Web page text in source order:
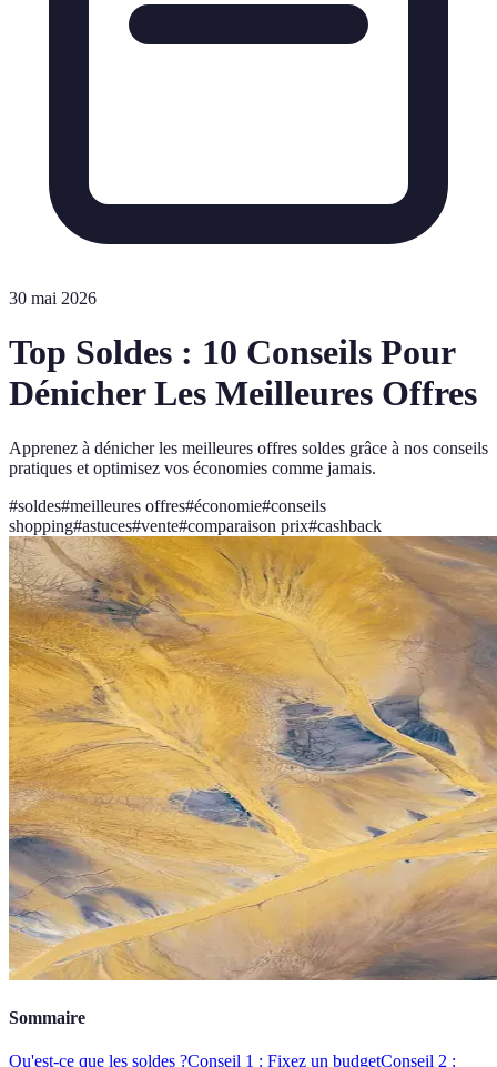
30 mai 2026
Top Soldes : 10 Conseils Pour
Dénicher Les Meilleures Offres
Apprenez à dénicher les meilleures offres soldes grâce à nos conseils
pratiques et optimisez vos économies comme jamais.
#soldes#meilleures offres#économie#conseils
shopping#astuces#vente#comparaison prix#cashback
Sommaire
Qu'est-ce que les soldes ?Conseil 1 : Fixez un budgetConseil 2 :